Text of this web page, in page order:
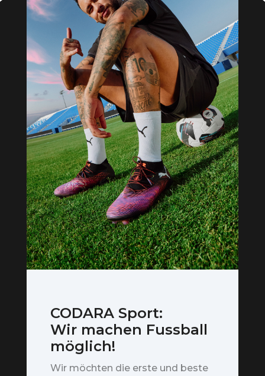
CODARA Sport:
Wir machen Fussball
möglich!
Wir möchten die erste und beste